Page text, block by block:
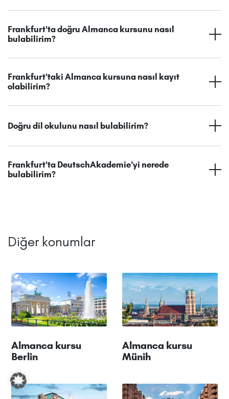
Frankfurt'ta doğru Almanca kursunu nasıl
bulabilirim?
Frankfurt'taki Almanca kursuna nasıl kayıt
olabilirim?
Doğru dil okulunu nasıl bulabilirim?
Frankfurt'ta DeutschAkademie'yi nerede
bulabilirim?
Diğer konumlar
Almanca kursu
Berlin
Almanca kursu
Münih